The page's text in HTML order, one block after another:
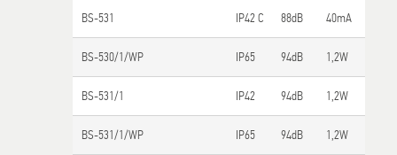
BS-531 IP42 C 88dB 40mA
BS-530/1/WP IP65 94dB 1,2W
BS-531/1 IP42 94dB 1,2W
BS-531/1/WP IP65 94dB 1,2W